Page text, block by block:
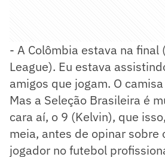
- A Colômbia estava na final
League). Eu estava
amigos que jogam. O
Mas a Seleção Brasileira é
cara aí, o 9 (Kelvin), que
meia, antes de opinar sobre
jogador no futebol